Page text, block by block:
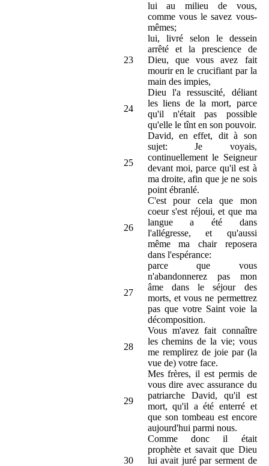
lui au milieu de vous,
comme vous le savez vous-
mêmes;
23
lui, livré selon le dessein
arrêté et la prescience de
Dieu, que vous avez fait
mourir en le crucifiant par la
main des impies,
24
Dieu l'a ressuscité, déliant
les liens de la mort, parce
qu'il n'était pas possible
qu'elle le tînt en son pouvoir.
25
David, en effet, dit à son
sujet: Je voyais,
continuellement le Seigneur
devant moi, parce qu'il est à
ma droite, afin que je ne sois
point ébranlé.
26
C'est pour cela que mon
coeur s'est réjoui, et que ma
langue a été dans
l'allégresse, et qu'aussi
même ma chair reposera
dans l'espérance:
27
parce que vous
n'abandonnerez pas mon
âme dans le séjour des
morts, et vous ne permettrez
pas que votre Saint voie la
décomposition.
28
Vous m'avez fait connaître
les chemins de la vie; vous
me remplirez de joie par (la
vue de) votre face.
29
Mes frères, il est permis de
vous dire avec assurance du
patriarche David, qu'il est
mort, qu'il a été enterré et
que son tombeau est encore
aujourd'hui parmi nous.
30
Comme donc il était
prophète et savait que Dieu
lui avait juré par serment de